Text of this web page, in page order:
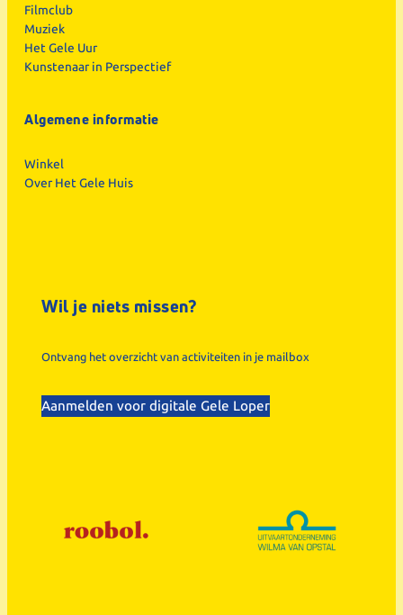
Filmclub
Muziek
Het Gele Uur
Kunstenaar in Perspectief
Algemene informatie
Winkel
Over Het Gele Huis
Wil je niets missen?
Ontvang het overzicht van activiteiten in je mailbox
Aanmelden voor digitale Gele Loper